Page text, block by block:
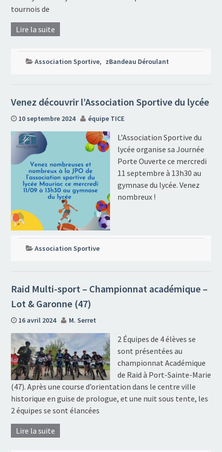
tournois de
Lire la suite
Association Sportive, zBandeau Déroulant
Venez découvrir l’Association Sportive du lycée
10 septembre 2024 équipe TICE
L’Association Sportive du
lycée organise sa Journée
Porte Ouverte ce mercredi
11 septembre à 13h30 au
gymnase du lycée. Venez
nombreux !
Association Sportive
Raid Multi-sport – Championnat académique –
Lot & Garonne (47)
16 avril 2024 M. Serret
2 Équipes de 4 élèves se
sont présentées au
championnat Académique
de Raid à Port-Sainte-Marie
(47). Après une course d’orientation dans le centre ville
historique en guise de prologue, et une nuit sous tente, les
2 équipes se sont élancées
Lire la suite